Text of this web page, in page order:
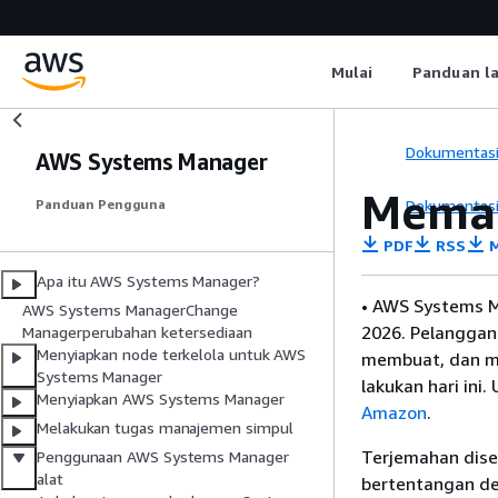
Mulai Panduan
AWS Systems Manager
Panduan Pengguna
Apa itu AWS Systems Manager?
AWS Systems ManagerChange
Managerperubahan ketersediaan
Menyiapkan node terkelola untuk AWS
Systems Manager
Menyiapkan AWS Systems Manager
Melakukan tugas manajemen simpul
Penggunaan AWS Systems Manager
alat
Dokumentasi
Dokumentasi
PDF RSS
• AWS
2026.
membuat, dan
lakukan hari
Amazon.
Terjemahan
bertentangan